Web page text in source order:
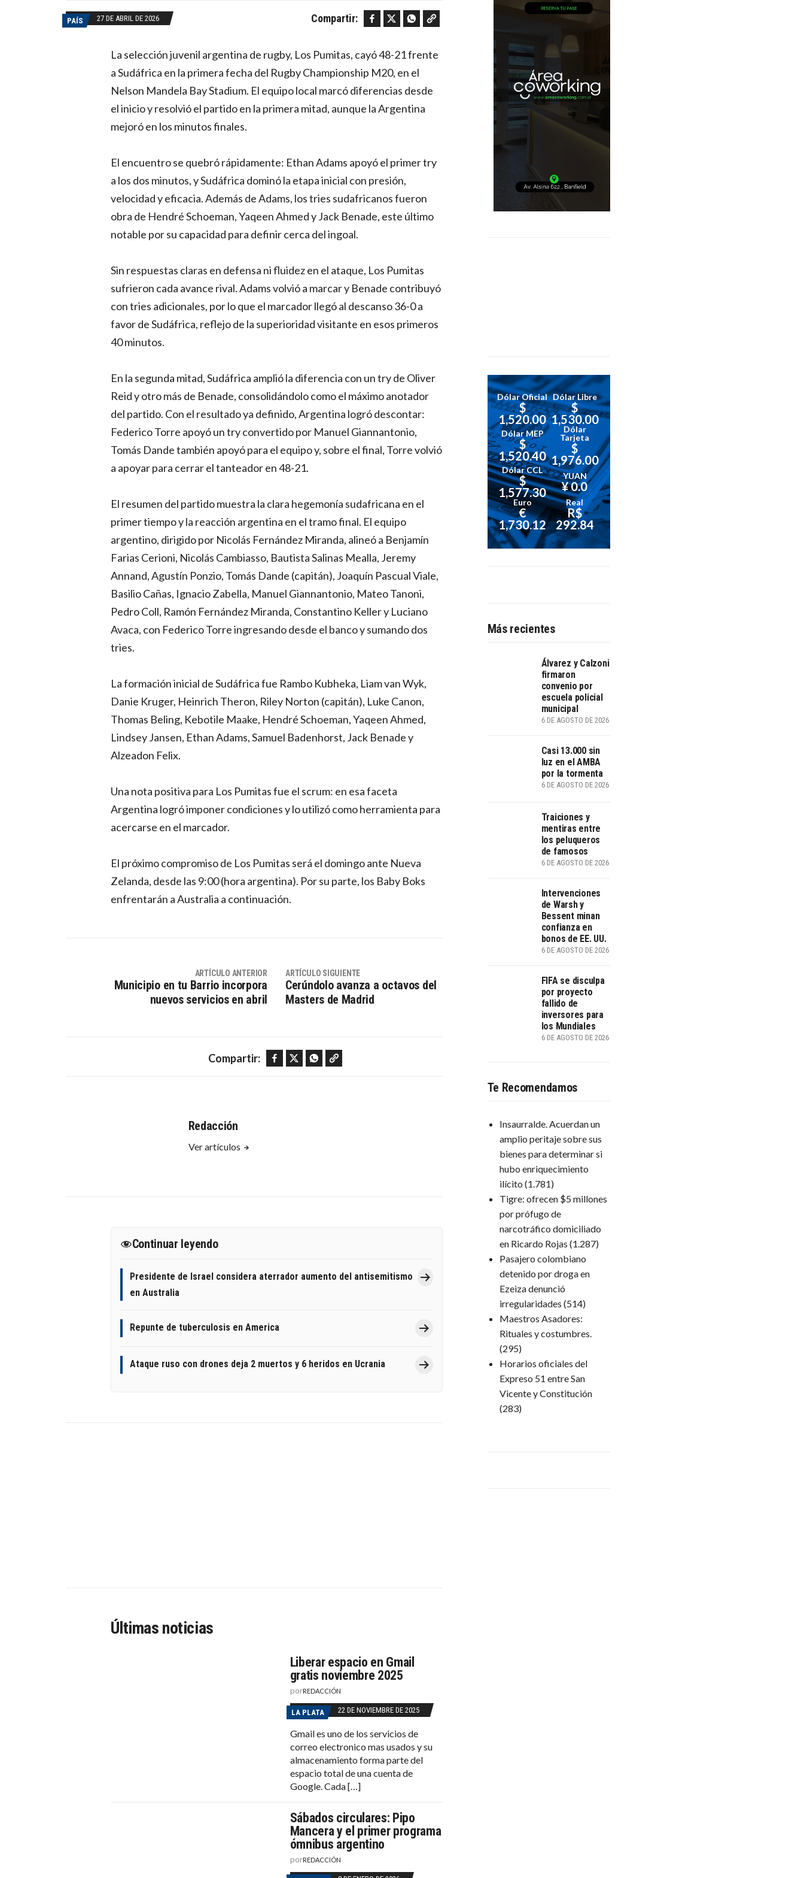
PAÍS 27 DE ABRIL DE 2026 Compartir: Facebook Twitter WhatsApp Copy link
La selección juvenil argentina de rugby, Los Pumitas, cayó 48-21 frente
a Sudáfrica en la primera fecha del Rugby Championship M20, en el
Nelson Mandela Bay Stadium. El equipo local marcó diferencias desde
el inicio y resolvió el partido en la primera mitad, aunque la Argentina
mejoró en los minutos finales.
El encuentro se quebró rápidamente: Ethan Adams apoyó el primer try
a los dos minutos, y Sudáfrica dominó la etapa inicial con presión,
velocidad y eficacia. Además de Adams, los tries sudafricanos fueron
obra de Hendré Schoeman, Yaqeen Ahmed y Jack Benade, este último
notable por su capacidad para definir cerca del ingoal.
Sin respuestas claras en defensa ni fluidez en el ataque, Los Pumitas
sufrieron cada avance rival. Adams volvió a marcar y Benade contribuyó
con tries adicionales, por lo que el marcador llegó al descanso 36-0 a
favor de Sudáfrica, reflejo de la superioridad visitante en esos primeros
40 minutos.
En la segunda mitad, Sudáfrica amplió la diferencia con un try de Oliver
Reid y otro más de Benade, consolidándolo como el máximo anotador
del partido. Con el resultado ya definido, Argentina logró descontar:
Federico Torre apoyó un try convertido por Manuel Giannantonio,
Tomás Dande también apoyó para el equipo y, sobre el final, Torre volvió
a apoyar para cerrar el tanteador en 48-21.
El resumen del partido muestra la clara hegemonía sudafricana en el
primer tiempo y la reacción argentina en el tramo final. El equipo
argentino, dirigido por Nicolás Fernández Miranda, alineó a Benjamín
Farias Cerioni, Nicolás Cambiasso, Bautista Salinas Mealla, Jeremy
Annand, Agustín Ponzio, Tomás Dande (capitán), Joaquín Pascual Viale,
Basilio Cañas, Ignacio Zabella, Manuel Giannantonio, Mateo Tanoni,
Pedro Coll, Ramón Fernández Miranda, Constantino Keller y Luciano
Avaca, con Federico Torre ingresando desde el banco y sumando dos
tries.
La formación inicial de Sudáfrica fue Rambo Kubheka, Liam van Wyk,
Danie Kruger, Heinrich Theron, Riley Norton (capitán), Luke Canon,
Thomas Beling, Kebotile Maake, Hendré Schoeman, Yaqeen Ahmed,
Lindsey Jansen, Ethan Adams, Samuel Badenhorst, Jack Benade y
Alzeadon Felix.
Una nota positiva para Los Pumitas fue el scrum: en esa faceta
Argentina logró imponer condiciones y lo utilizó como herramienta para
acercarse en el marcador.
El próximo compromiso de Los Pumitas será el domingo ante Nueva
Zelanda, desde las 9:00 (hora argentina). Por su parte, los Baby Boks
enfrentarán a Australia a continuación.
ARTÍCULO ANTERIOR
Municipio en tu Barrio incorpora
nuevos servicios en abril
ARTÍCULO SIGUIENTE
Cerúndolo avanza a octavos del
Masters de Madrid
Compartir: Facebook Twitter WhatsApp Copy link
Redacción
Ver artículos
Continuar leyendo
Presidente de Israel considera aterrador aumento del antisemitismo
en Australia
Repunte de tuberculosis en America
Ataque ruso con drones deja 2 muertos y 6 heridos en Ucrania
Últimas noticias
Liberar espacio en Gmail
gratis noviembre 2025
porREDACCIÓN
LA PLATA 22 DE NOVIEMBRE DE 2025
Gmail es uno de los servicios de
correo electronico mas usados y su
almacenamiento forma parte del
espacio total de una cuenta de
Google. Cada […]
Sábados circulares: Pipo
Mancera y el primer programa
ómnibus argentino
porREDACCIÓN
Dólar Oficial
$
1,520.00
Dólar Libre
$
1,530.00
Dólar MEP
$
1,520.40
Dólar
Tarjeta
$
1,976.00
Dólar CCL
$
1,577.30
YUAN
¥ 0.0
Euro
€
1,730.12
Real
R$
292.84
Más recientes
Álvarez y Calzoni
firmaron
convenio por
escuela policial
municipal
6 DE AGOSTO DE 2026
Casi 13.000 sin
luz en el AMBA
por la tormenta
6 DE AGOSTO DE 2026
Traiciones y
mentiras entre
los peluqueros
de famosos
6 DE AGOSTO DE 2026
Intervenciones
de Warsh y
Bessent minan
confianza en
bonos de EE. UU.
6 DE AGOSTO DE 2026
FIFA se disculpa
por proyecto
fallido de
inversores para
los Mundiales
6 DE AGOSTO DE 2026
Te Recomendamos
Insaurralde. Acuerdan un
amplio peritaje sobre sus
bienes para determinar si
hubo enriquecimiento
ilícito (1.781)
Tigre: ofrecen $5 millones
por prófugo de
narcotráfico domiciliado
en Ricardo Rojas (1.287)
Pasajero colombiano
detenido por droga en
Ezeiza denunció
irregularidades (514)
Maestros Asadores:
Rituales y costumbres.
(295)
Horarios oficiales del
Expreso 51 entre San
Vicente y Constitución
(283)